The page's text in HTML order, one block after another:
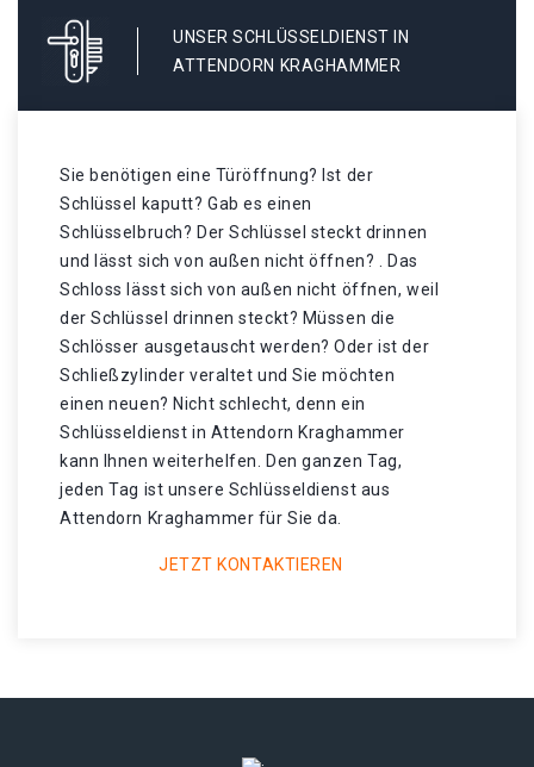
UNSER SCHLÜSSELDIENST IN
ATTENDORN KRAGHAMMER
Sie benötigen eine Türöffnung? Ist der
Schlüssel kaputt? Gab es einen
Schlüsselbruch? Der Schlüssel steckt drinnen
und lässt sich von außen nicht öffnen? . Das
Schloss lässt sich von außen nicht öffnen, weil
der Schlüssel drinnen steckt? Müssen die
Schlösser ausgetauscht werden? Oder ist der
Schließzylinder veraltet und Sie möchten
einen neuen? Nicht schlecht, denn ein
Schlüsseldienst in Attendorn Kraghammer
kann Ihnen weiterhelfen. Den ganzen Tag,
jeden Tag ist unsere Schlüsseldienst aus
Attendorn Kraghammer für Sie da.
JETZT KONTAKTIEREN